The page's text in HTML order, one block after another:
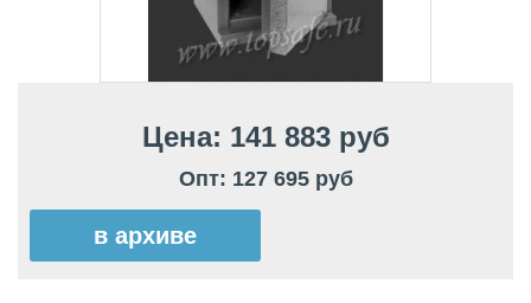
Цена: 141 883 руб
Опт: 127 695 руб
в архиве